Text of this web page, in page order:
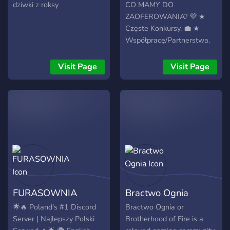
dziwki z roksy
Visit Page
CO MAMY DO
ZAOFEROWANIA? 💜 ★
Częste Konkursy. 💼 ★
Współpracę/Partnerstwa.
Boosterów. ❤️‍🔥 ★ Miła
atmosfera. 🌆 ★ Szybka
Pomoc. 🧿 ★ Możliwość
miłą atmosferę do gadania
z innymi. 🤖 ★ Autorski bot
- w budowie. 📜 ★ Prosty
wzajemnym szacunku. 👥 ★
Boosty, dają dostęp do
kanałów, np. metoda na
Visit Page
FURASOWNIA
🌟🔥 Poland's #1 Discord
Server | Najlepszy Polski
Bractwo Ognia
Bractwo Ognia or
Brotherhood of Fire is a